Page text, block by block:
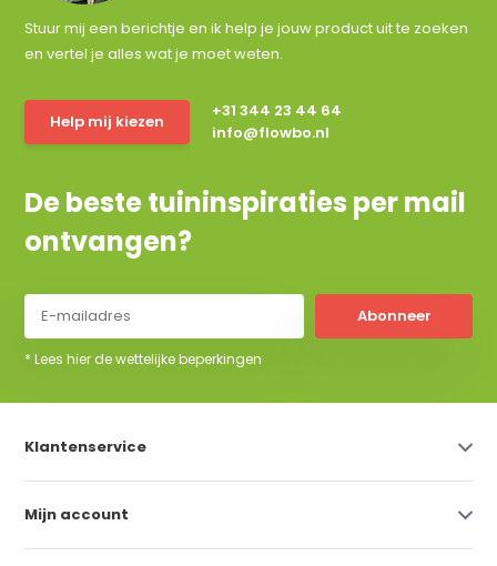
Stuur mij een berichtje en ik help je jouw product uit te zoeken
en vertel je alles wat je moet weten.
Help mij kiezen
+31 344 23 44 64
info@flowbo.nl
De beste tuininspiraties per mail
ontvangen?
Abonneer
* Lees hier de wettelijke beperkingen
Klantenservice
Mijn account